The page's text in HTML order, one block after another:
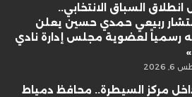
انطلاق السباق الانتخابي..
ربيعي حمدي حسين يعلن
رسمياً لعضوية مجلس إدارة نادي
2026
مركز السيطرة.. محافظ دمياط